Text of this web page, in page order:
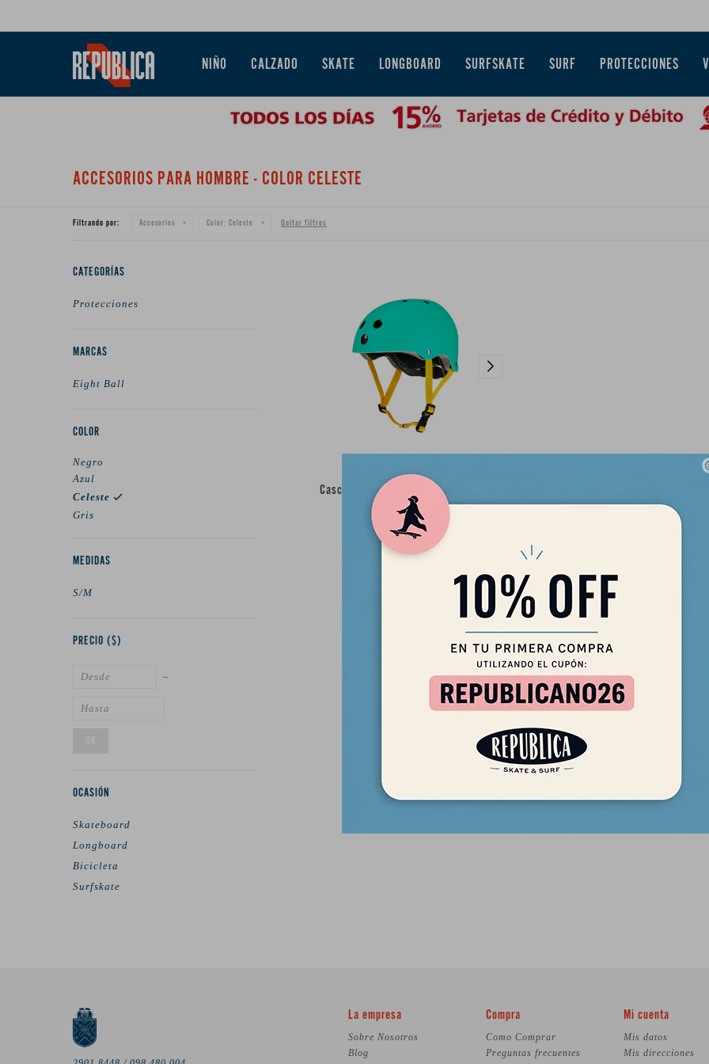
NIÑO CALZADO SKATE LONGBOARD SURFSKATE SURF PROTECCIONES
ACCESORIOS PARA HOMBRE - COLOR CELESTE
Filtrando por: Accesorios Color: Celeste Quitar filtros
Casco Eight Ball Celeste - Talle S/M
(+8)
$ 2.390
2.032
CATEGORÍAS
Protecciones
MARCAS
Eight Ball
PRECIO ($)
COLOR
Negro
Azul
Celeste
Gris
MEDIDAS
S/M
OCASIÓN
Skateboard
Longboard
Bicicleta
Surfskate
La empresa
Sobre Nosotros
Blog
Compra
Como Comprar
Preguntas frecuentes
Mi cuenta
Mis datos
Mis direcciones